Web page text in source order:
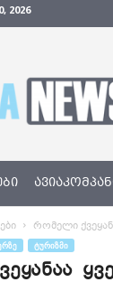
2026
რომელი
ᲢᲣᲠᲘᲖᲛᲘ